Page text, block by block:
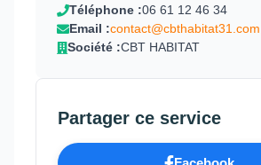
Téléphone :06 61 12 46 34
Email :contact@cbthabitat31.com
Société :CBT HABITAT
Partager ce service